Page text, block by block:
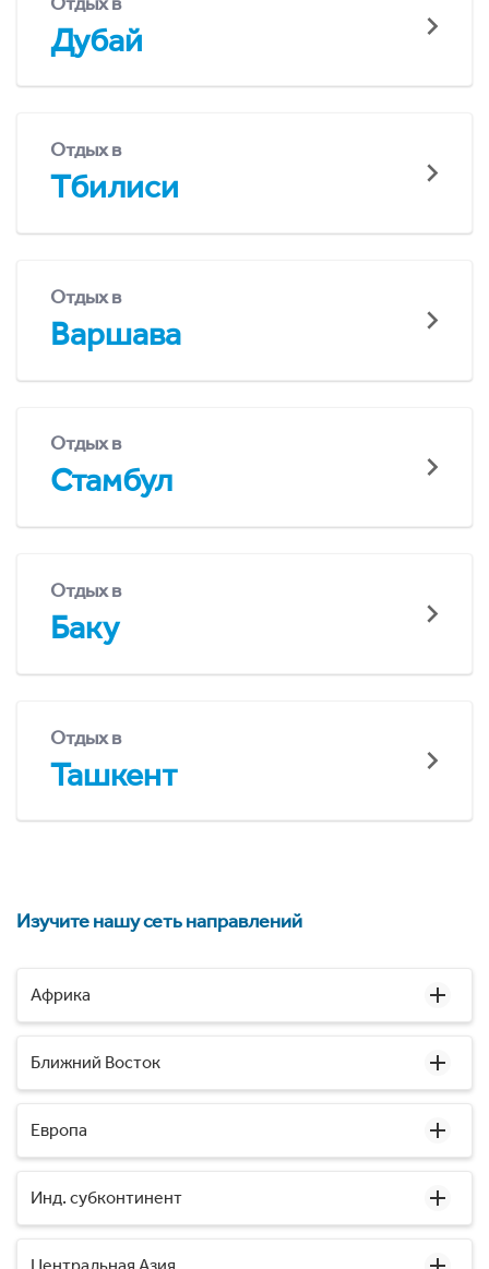
Дубай
Отдых в
Тбилиси
Отдых в
Варшава
Отдых в
Стамбул
Отдых в
Баку
Отдых в
Ташкент
Изучите нашу сеть направлений
Африка
Ближний Восток
Европа
Инд. субконтинент